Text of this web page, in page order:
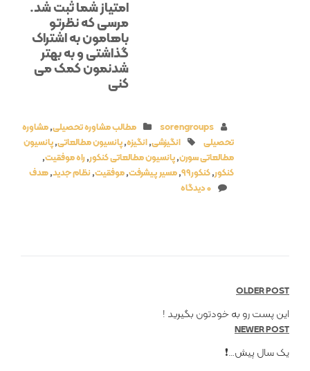
امتیاز شما ثبت شد.
مرسی که نظرتو
باهامون به اشتراک
گذاشتی و به بهتر
شدنمون کمک می
کنی
sorengroups مطالب مشاوره تحصیلی,مشاوره
تحصیلی
انگیزشی,انگیزه,پانسیون مطالعاتی,پانسیون
مطالعاتی سورن,پانسیون مطالعاتی کنکور,راه موفقیت,
کنکور,کنکور99 ,مسیر پیشرفت,موفقیت,نظام جدید,هدف
0 دیدگاه
OLDER POST
این پست رو به خودتون بگیرید !
NEWER POST
یک سال پیش…❗️